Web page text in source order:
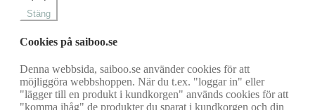
Stäng
Cookies på saiboo.se
Denna webbsida, saiboo.se använder cookies för att
möjliggöra webbshoppen. När du t.ex. "loggar in" eller
"lägger till en produkt i kundkorgen" används cookies för att
"komma ihåg" de produkter du sparat i kundkorgen och din